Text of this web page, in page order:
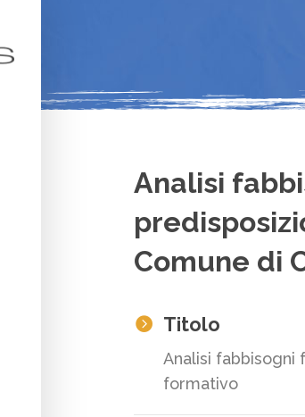
Analisi
Comune di
 Titolo
Analisi fabbisogni
formativo